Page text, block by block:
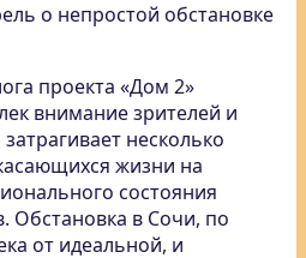
о непростой обстановке
проекта «Дом 2»
внимание зрителей и
несколько
жизни на
состояния
Обстановка в Сочи, по
от идеальной, и